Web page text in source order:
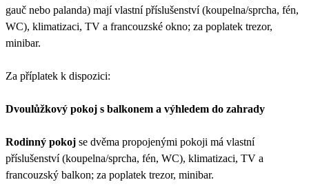
gauč nebo palanda) mají vlastní příslušenství (koupelna/sprcha, fén,
WC), klimatizaci, TV a francouzské okno; za poplatek trezor,
minibar.
Za příplatek k dispozici:
Dvoulůžkový pokoj s balkonem a výhledem do zahrady
Rodinný pokoj se dvěma propojenými pokoji má vlastní
příslušenství (koupelna/sprcha, fén, WC), klimatizaci, TV a
francouzský balkon; za poplatek trezor, minibar.